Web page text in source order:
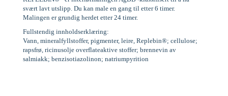
svært lavt utslipp. Du kan male en gang til etter 6 timer.
Malingen er grundig herdet etter 24 timer.
Fullstendig innholdserklæring:
Vann, mineralfyllstoffer, pigmenter, leire, Replebin®; cellulose;
rapsfrø, ricinusolje overflateaktive stoffer; brennevin av
salmiakk; benzisotiazolinon; natriumpyrition